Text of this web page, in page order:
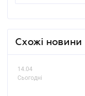
Схожі новини
14.04
Сьогодні